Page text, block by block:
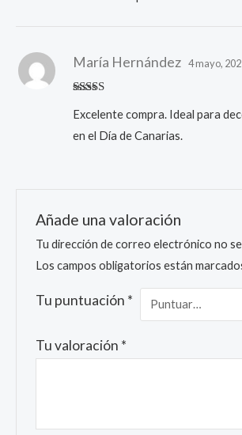
con5de 5
María Hernández 4 mayo,
Excelente compra. Ideal para
en el Día de Canarias.
Añade una valoración
Tu dirección de correo electrónico no
Los campos obligatorios están
Tu puntuación *
Tu valoración *